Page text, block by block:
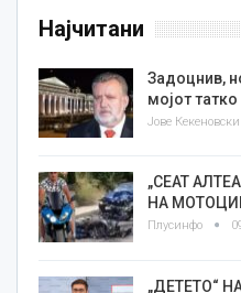
Најчитани
Задоцнив,
мојот татко
Јове Кекеновски
„СЕАТ
НА
Плусинфо
„ДЕТЕТО“